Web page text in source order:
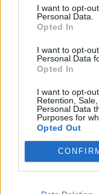
I want to opt-
Personal Data.
Opted In
I want to opt-
Personal Data
Opted In
I want to opt-
Retention,
Personal Data
Purposes for
Opted Out
Τζόκερ: Αυτοί
πάνω από 8,5
Πηγή:
Ακολουθήστε
Κάντε